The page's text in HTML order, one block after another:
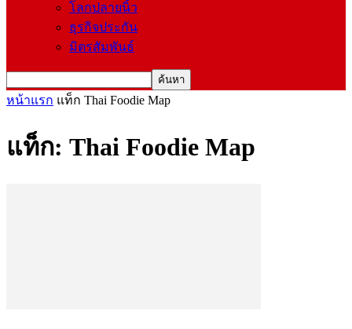
โลกปลายนิ้ว
ธุรกิจประกัน
มิตรสัมพันธ์
หน้าแรก แท็ก Thai Foodie Map
แท็ก: Thai Foodie Map